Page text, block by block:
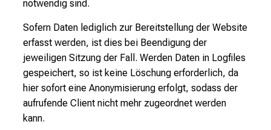
notwendig sind.
Sofern Daten lediglich zur Bereitstellung der Website
erfasst werden, ist dies bei Beendigung der
jeweiligen Sitzung der Fall. Werden Daten in Logfiles
gespeichert, so ist keine Löschung erforderlich, da
hier sofort eine Anonymisierung erfolgt, sodass der
aufrufende Client nicht mehr zugeordnet werden
kann.